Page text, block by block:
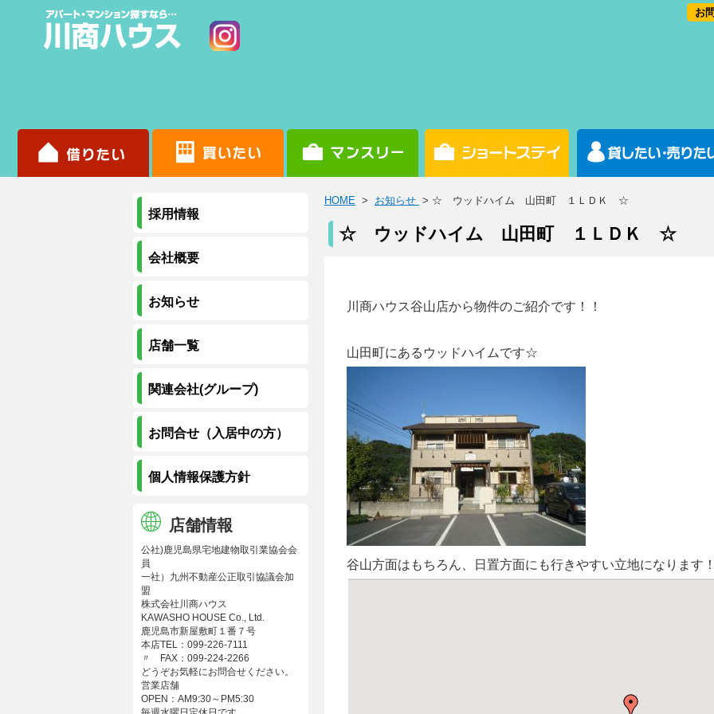
お
HOME > お知らせ > ☆ ウッドハイム 山田町 １ＬＤＫ ☆
☆ ウッドハイム 山田町 １ＬＤＫ ☆
川商ハウス谷山店から物件のご紹介です！！
山田町にあるウッドハイムです☆
谷山方面はもちろん、日置方面にも行きやすい立地になります
採用情報
会社概要
お知らせ
店舗一覧
関連会社(グループ)
お問合せ（入居中の方）
個人情報保護方針
店舗情報
公社)鹿児島県宅地建物取引業協会会
員
一社）九州不動産公正取引協議会加
盟
株式会社川商ハウス
KAWASHO HOUSE Co., Ltd.
鹿児島市新屋敷町１番７号
本店TEL：099-226-7111
〃 FAX：099-224-2266
どうぞお気軽にお問合せください。
営業店舗
OPEN：AM9:30～PM5:30